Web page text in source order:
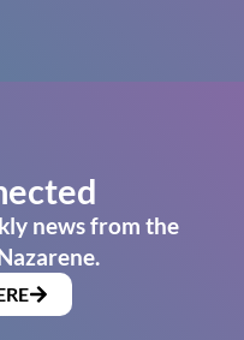
news from the